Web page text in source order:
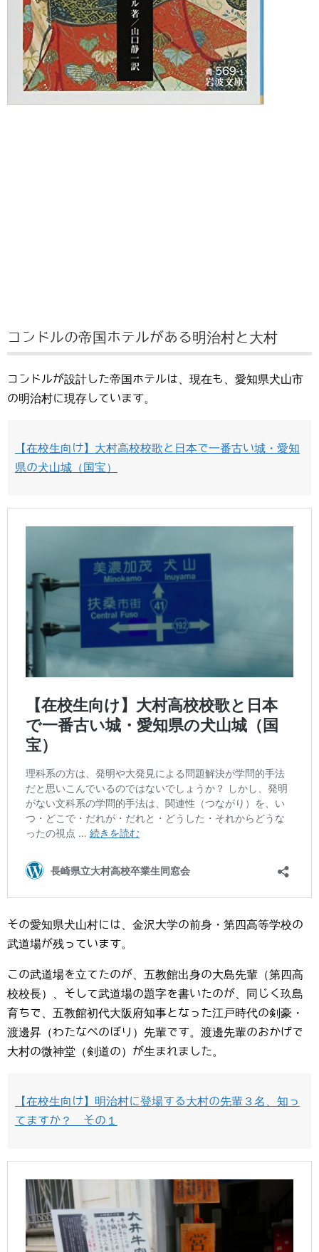
コンドルの帝国ホテルがある明治村と大村
コンドルが設計した帝国ホテルは、現在も、愛知県犬山市
の明治村に現存しています。
【在校生向け】大村高校校歌と日本で一番古い城・愛知
県の犬山城（国宝）
その愛知県犬山村には、金沢大学の前身・第四高等学校の
武道場が残っています。
この武道場を立てたのが、五教館出身の大島先輩（第四高
校校長）、そして武道場の題字を書いたのが、同じく玖島
育ちで、五教館初代大阪府知事となった江戸時代の剣豪・
渡邊昇（わたなべのぼり）先輩です。渡邊先輩のおかげで
大村の微神堂（剣道の）が生まれました。
【在校生向け】明治村に登場する大村の先輩３名、知っ
てますか？ その１